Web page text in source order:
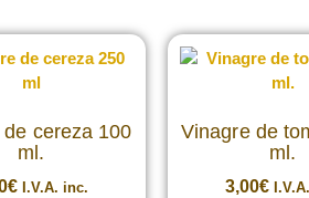
cereza 100
ml.
€ I.V.A. inc.
Vinagre de
ml.
3,00€